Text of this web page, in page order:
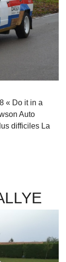
« Do it in a
Auto
difficiles La